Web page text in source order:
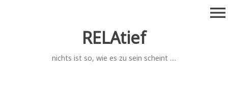
RELAtief
nichts ist so, wie es zu sein scheint ....
menu